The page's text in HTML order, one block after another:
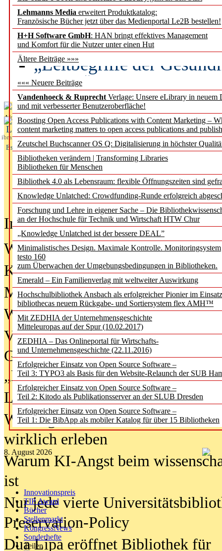
Lehmanns Media erweitert Produktkatalog:
Französische Bücher jetzt über das Medienportal Le2B bestellen!
H+H Software GmbH: HAN bringt effektives Management
und Komfort für die Nutzer unter einen Hut
Ältere Beiträge »»»
««« Neuere Beiträge
Vandenhoeck & Ruprecht Verlage: Unsere eLibrary in neuem
und mit verbesserter Benutzeroberfläche!
Boosting Open Access Publications with Content Marketing –
content marketing matters to open access publications and
Zeutschel Buchscanner OS Q: Digitalisierung in höchster
Bibliotheken verändern | Transforming Libraries
Bibliotheken für Menschen
Bibliothek 4.0 als Lebensraum: flexible Öffnungszeiten sind
Knowledge Unlatched: Crowdfunding-Runde erfolgreich
Forschung und Lehre in eigener Sache – Die
an der Hochschule für Technik und Wirtschaft HTW Chur
„Knowledge Unlatched ist der bessere DEAL”
Minimalistisches Design. Maximale Kontrolle. Monitoringsystem
testo 160
zum Überwachen der Umgebungsbedingungen in Bibliotheken.
Emerald – Ein Familienverlag mit weltweiter Auswirkung
Hochschulbibliothek Ansbach als erfolgreicher Pionier im
bibliothecas neuem Rückgabe- und Sortiersystem flex AMH™
Mit ZEDHIA der Unternehmensgeschichte
Mitteleuropas auf der Spur (10.02.2017)
ZEDHIA – Das Onlineportal für Wirtschafts-
und Unternehmensgeschichte (22.11.2016)
Erfolgreicher Einsatz von Open Source Software –
Teil 3: TYPO3 als Basis für den Website-Relaunch der SUB
Erfolgreicher Einsatz von Open Source Software –
Teil 2: Kitodo als Publikationsserver an der SLUB Dresden
Erfolgreicher Einsatz von Open Source Software –
Teil 1: Die BibApp als mobiler Katalog für über 15 Bibliotheken
8. August 2026
Innovationspreis
TIP Award
Bücher
Stellenmarkt
KongressNews
Sonderhefte
Teilen
Künstliche Intelligenz
besser zu verstehen
„Leitbegriffe der
des BIÖG erscheinen
Aktuelles aus
L
ibrary
Essentials
In der Ausgabe06/2026(August
Was Hochschul­bibliotheken von
Kinder in der digitalen Welt
Metadaten als Infrastruktur
Wenn Bots katalogisieren
Von Abschlusskleidern bis
Geisterjagd-Ausrüstung in der
„Library of Things“ unterwegs
Lesen als Infrastrukturaufgabe
Wie Jugendliche Social Media
wirklich erleben
Warum KI-Angst beim
ist
Nur jede vierte
Preservation-Policy
Dua Lipa eröffnet Bibliothek für